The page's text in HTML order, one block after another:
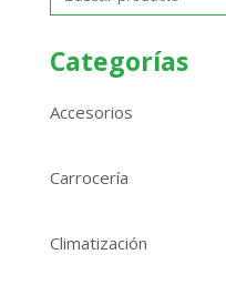
Categorías
Accesorios
Carrocería
Climatización